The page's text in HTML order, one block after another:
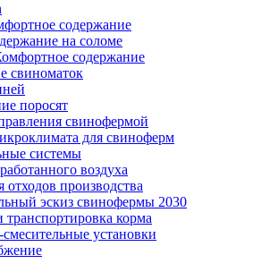
содержание
на соломе
содержание
свиноматок
поросят
свинофермой
для свиноферм
системы
воздуха
отходов производства
эскиз свинофермы 2030
корма
установки